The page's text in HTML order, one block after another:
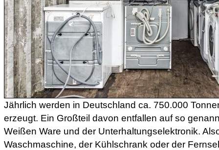
Jährlich werden in Deutschland ca. 750.000
erzeugt. Ein Großteil davon entfallen auf so
Weißen Ware und der Unterhaltungselektronik.
Waschmaschine, der Kühlschrank oder der